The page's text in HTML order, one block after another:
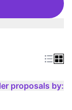
proposals by: